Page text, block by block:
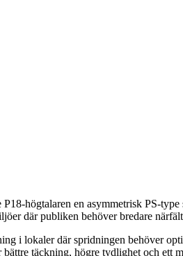
högtalaren en asymmetrisk PS-type
där publiken behöver bredare
i lokaler där spridningen behöver
täckning, högre tydlighet och ett